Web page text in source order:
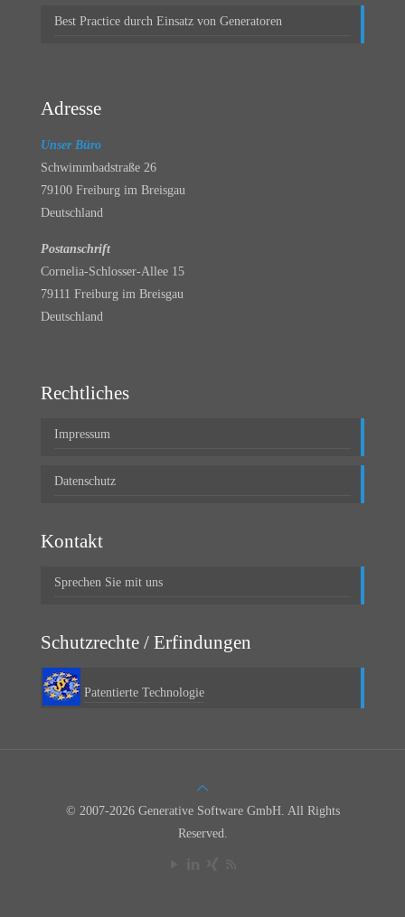
Best Practice durch Einsatz von Generatoren
Adresse
Unser Büro
Schwimmbadstraße 26
79100 Freiburg im Breisgau
Deutschland
Postanschrift
Cornelia-Schlosser-Allee 15
79111 Freiburg im Breisgau
Deutschland
Rechtliches
Impressum
Datenschutz
Kontakt
Sprechen Sie mit uns
Schutzrechte / Erfindungen
Patentierte Technologie
© 2007-2026 Generative Software GmbH. All Rights
Reserved.